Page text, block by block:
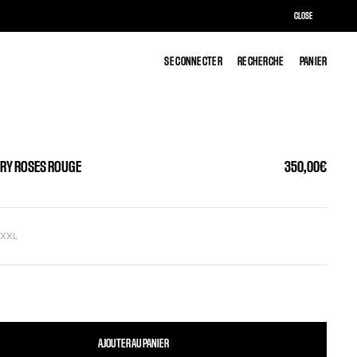
SE CONNECTER RECHERCHE PANIER
SE CONNECTER RECHERCHE PANIER
ROSES ROUGE 350,00€
XXL
AJOUTER AU PANIER
CLOSE